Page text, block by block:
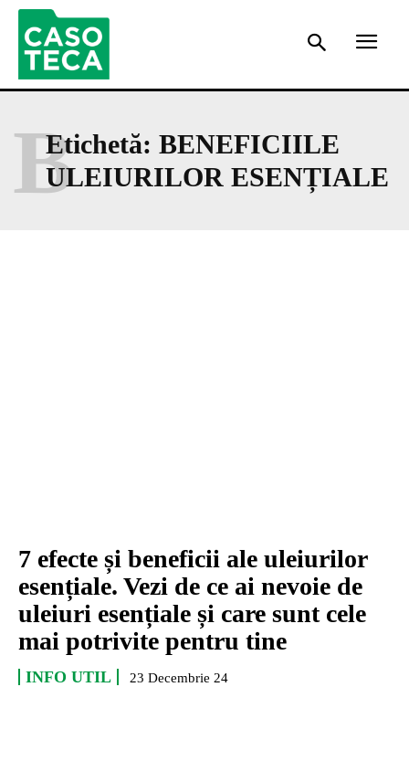
Etichetă: BENEFICIILE
ULEIURILOR ESENȚIALE
B
7 efecte și beneficii ale uleiurilor
esențiale. Vezi de ce ai nevoie de
uleiuri esențiale și care sunt cele
mai potrivite pentru tine
INFO UTIL 23 Decembrie 24